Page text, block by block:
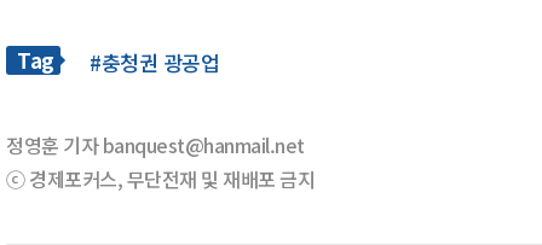
Tag #충청권 광공업
정영훈 기자 banquest@hanmail.net
ⓒ 경제포커스, 무단전재 및 재배포 금지